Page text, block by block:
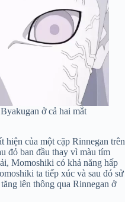
ở cả hai mắt
của một cặp Rinnegan trên
đỏ ban đầu thay vì màu tím
Momoshiki có khả năng hấp
ta tiếp xúc và sau đó sử
lên thông qua Rinnegan ở